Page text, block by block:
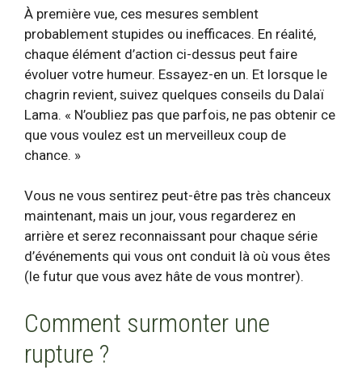
À première vue, ces mesures semblent
probablement stupides ou inefficaces. En réalité,
chaque élément d’action ci-dessus peut faire
évoluer votre humeur. Essayez-en un. Et lorsque le
chagrin revient, suivez quelques conseils du Dalaï
Lama. « N’oubliez pas que parfois, ne pas obtenir ce
que vous voulez est un merveilleux coup de
chance. »
Vous ne vous sentirez peut-être pas très chanceux
maintenant, mais un jour, vous regarderez en
arrière et serez reconnaissant pour chaque série
d’événements qui vous ont conduit là où vous êtes
(le futur que vous avez hâte de vous montrer).
Comment surmonter une
rupture ?